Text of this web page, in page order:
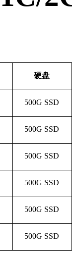
硬盘
500G SSD
500G SSD
500G SSD
500G SSD
500G SSD
500G SSD